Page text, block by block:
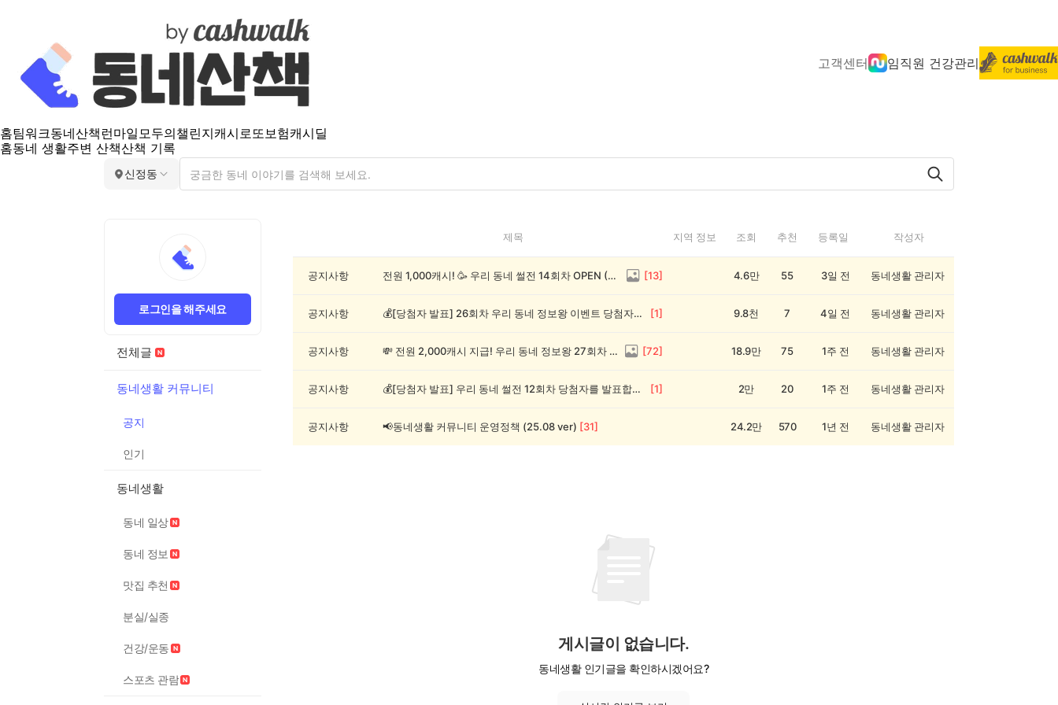
고객센터 임직원 건강관리
홈팀워크동네산책 런마일모두의챌린지캐시로또보험캐시딜
홈동네 생활주변 산책산책 기록
신정동
로그인을 해주세요
전체글
동네생활 커뮤니티
공지
인기
동네생활
동네 일상
동네 정보
맛집 추천
분실/실종
건강/운동
스포츠 관람
동
제목 지역 정보 조회 추천 등록일 작성자
공지사항 전원 1,000캐시! 🥳 우리 동네 썰전 14회차 OPEN (~8/17) [13] 4.6만 55 3일 전 동네생활 관리자
공지사항 💰[당첨자 발표] 26회차 우리 동네 정보왕 이벤트 당첨자를 발표합니다! [1] 9.8천 7 4일 전 동네생활 관리자
공지사항 💸 전원 2,000캐시 지급! 우리 동네 정보왕 27회차 (~8/10) [72] 18.9만 75 1주 전 동네생활 관리자
공지사항 💰[당첨자 발표] 우리 동네 썰전 12회차 당첨자를 발표합니다! [1] 2만 20 1주 전 동네생활 관리자
공지사항 📢동네생활 커뮤니티 운영정책 (25.08 ver) [31] 24.2만 570 1년 전 동네생활 관리자
게시글이 없습니다.
동네생활 인기글을 확인하시겠어요?